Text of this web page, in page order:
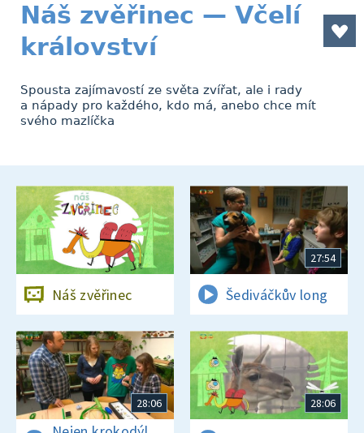
Náš zvěřinec — Včelí
království
Spousta zajímavostí ze světa zvířat, ale i rady
a nápady pro každého, kdo má, anebo chce mít
svého mazlíčka
Náš zvěřinec
27:54
Šediváčkův long
28:06 28:06